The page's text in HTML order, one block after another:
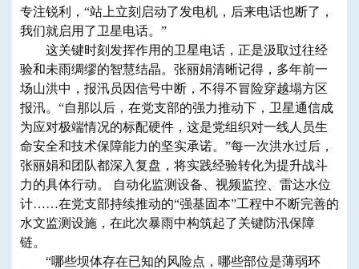
专注锐利，“站上立刻启动了发电机，后来电话也断了，
我们就启用了卫星电话。”
这关键时刻发挥作用的卫星电话，正是汲取过往经
验和未雨绸缪的智慧结晶。张丽娟清晰记得，多年前一
场山洪中，报汛员因信号中断，不得不冒险穿越塌方区
报汛。“自那以后，在党支部的强力推动下，卫星通信成
为应对极端情况的标配硬件，这是党组织对一线人员生
命安全和技术保障能力的坚实承诺。”每一次洪水过后，
张丽娟和团队都深入复盘，将实践经验转化为提升战斗
力的具体行动。 自动化监测设备、视频监控、雷达水位
计……在党支部持续推动的“强基固本”工程中不断完善的
水文监测设施，在此次暴雨中构筑起了关键防汛保障
链。
“哪些坝体存在已知的风险点，哪些部位是薄弱环